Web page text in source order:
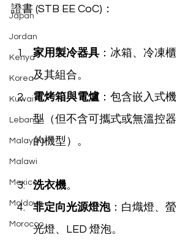
Japan
Jordan
Kenya
Korea
Kuwait
Lebanon
Malaysia
Malawi
Mexico
Moldova
Morocco
證書 (STB EE CoC)：
家用製冷器具 ：冰箱、冷凍櫃
及其組合。
電烤箱與電爐 ：包含嵌入式機
型（但不含可攜式或無溫控器
的機型）。
洗衣機。
非定向光源燈泡：白熾燈、螢
光燈、LED 燈泡。